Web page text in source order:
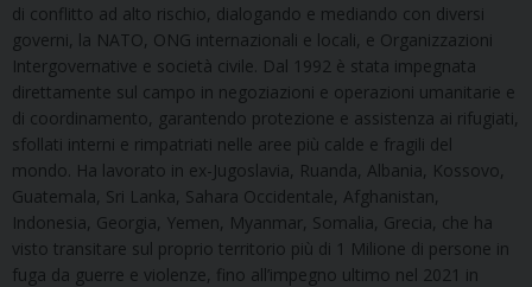
di conflitto ad alto rischio, dialogando e mediando con diversi
governi, la NATO, ONG internazionali e locali, e Organizzazioni
Intergovernative e società civile. Dal 1992 è stata impegnata
direttamente sul campo in negoziazioni e operazioni umanitarie e
di coordinamento, garantendo protezione e assistenza ai rifugiati,
sfollati interni e rimpatriati nelle aree più calde e fragili del
mondo. Ha lavorato in ex-Jugoslavia, Ruanda, Albania, Kossovo,
Guatemala, Sri Lanka, Sahara Occidentale, Afghanistan,
Indonesia, Georgia, Yemen, Myanmar, Somalia, Grecia, che ha
visto transitare sul proprio territorio più di 1 Milione di persone in
fuga da guerre e violenze, fino all’impegno ultimo nel 2021 in